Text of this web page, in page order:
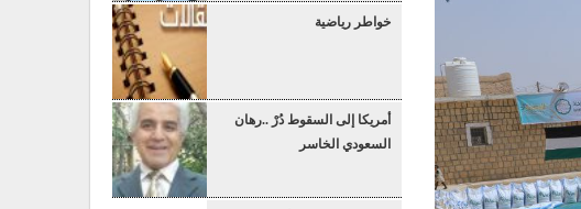
خواطر رياضية
أمريكا إلى السقوط دُرْ ..رهان
السعودي الخاسر